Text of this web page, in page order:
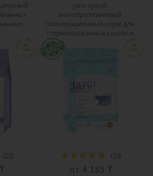
(20)
Jarvi сухой
монопротеиновый
полнорационный корм для
стерилизованных кошек и
кастрированных котов
( 10)
от 4 185 ₸